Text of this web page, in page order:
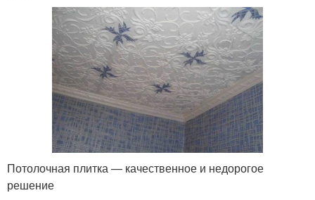
Потолочная плитка — качественное и недорогое
решение